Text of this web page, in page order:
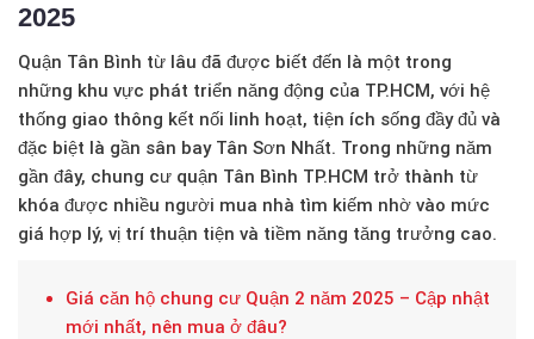
2025
Quận Tân Bình từ lâu đã được biết đến là một trong
những khu vực phát triển năng động của TP.HCM, với hệ
thống giao thông kết nối linh hoạt, tiện ích sống đầy đủ và
đặc biệt là gần sân bay Tân Sơn Nhất. Trong những năm
gần đây, chung cư quận Tân Bình TP.HCM trở thành từ
khóa được nhiều người mua nhà tìm kiếm nhờ vào mức
giá hợp lý, vị trí thuận tiện và tiềm năng tăng trưởng cao.
Giá căn hộ chung cư Quận 2 năm 2025 – Cập nhật
mới nhất, nên mua ở đâu?